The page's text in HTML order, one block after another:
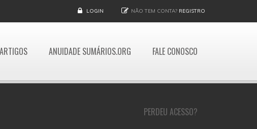
LOGIN NÃO TEM CONTA? REGISTRO
ARTIGOS ANUIDADE SUMÁRIOS.ORG FALE CONOSCO
PERDEU ACESSO?